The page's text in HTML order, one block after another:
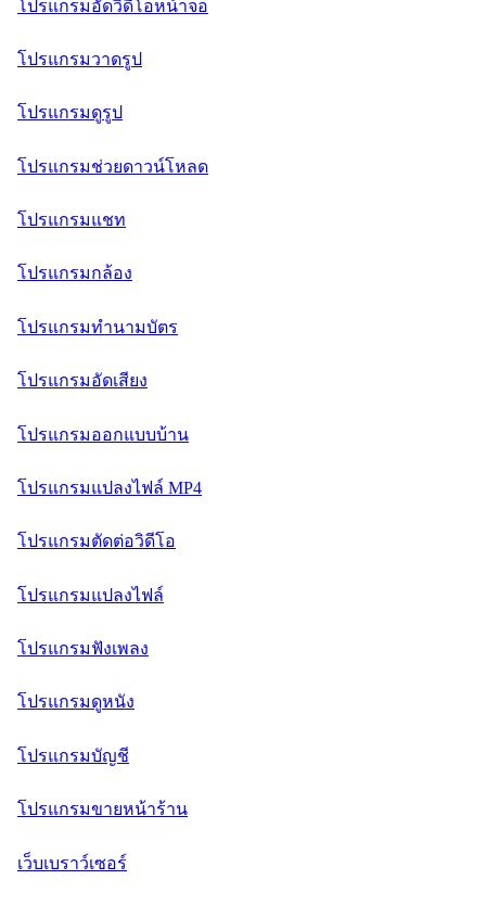
โปรแกรมอัดวิดีโอหน้าจอ
โปรแกรมวาดรูป
โปรแกรมดูรูป
โปรแกรมช่วยดาวน์โหลด
โปรแกรมแชท
โปรแกรมกล้อง
โปรแกรมทำนามบัตร
โปรแกรมอัดเสียง
โปรแกรมออกแบบบ้าน
โปรแกรมแปลงไฟล์ MP4
โปรแกรมตัดต่อวิดีโอ
โปรแกรมแปลงไฟล์
โปรแกรมฟังเพลง
โปรแกรมดูหนัง
โปรแกรมบัญชี
โปรแกรมขายหน้าร้าน
เว็บเบราว์เซอร์